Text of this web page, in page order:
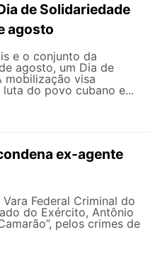
de Solidariedade
agosto
e o conjunto da
agosto, um Dia de
mobilização visa
do povo cubano e...
ex-agente
Federal Criminal do
do Exército, Antônio
pelos crimes de